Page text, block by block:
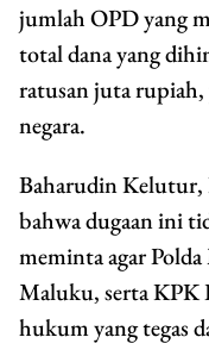
jumlah OPD yang
total dana yang
ratusan juta rupiah,
negara.
Baharudin
bahwa dugaan ini
meminta agar
Maluku, serta KPK
hukum yang tegas